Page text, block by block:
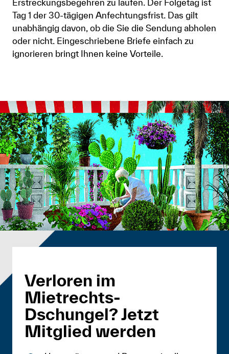
Erstreckungsbegehren zu laufen. Der Folgetag ist
Tag 1 der 30-tägigen Anfechtungsfrist. Das gilt
unabhängig davon, ob die Sie die Sendung abholen
oder nicht. Eingeschriebene Briefe einfach zu
ignorieren bringt Ihnen keine Vorteile.
Verloren im
Mietrechts-
Dschungel? Jetzt
Mitglied werden